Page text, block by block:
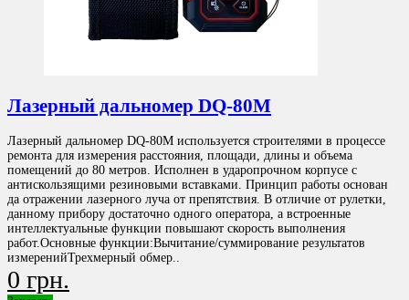
Лазерный дальномер DQ-80M
Лазерный дальномер DQ-80M используется строителями в процессе
ремонта для измерения расстояния, площади, длины и объема
помещений до 80 метров. Исполнен в ударопрочном корпусе с
антискользящими резиновыми вставками. Принцип работы основан
да отражении лазерного луча от препятствия. В отличие от рулетки,
данному прибору достаточно одного оператора, а встроенные
интеллектуальные функции повышают скорость выполнения
работ.Основные функции:Вычитание/суммирование результатов
измеренийТрехмерный обмер..
0 грн.